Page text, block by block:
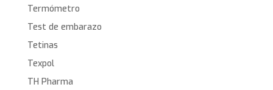
Termómetro
Test de embarazo
Tetinas
Texpol
TH Pharma